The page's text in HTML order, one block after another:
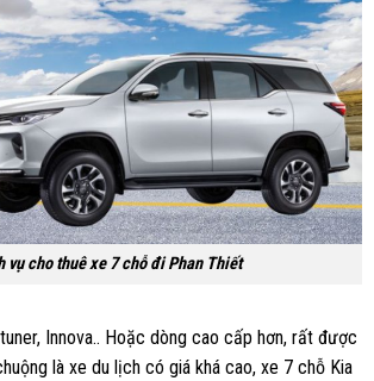
vụ cho thuê xe 7 chỗ đi Phan Thiết
Innova.. Hoặc dòng cao cấp hơn, rất được
là xe du lịch có giá khá cao, xe 7 chỗ Kia